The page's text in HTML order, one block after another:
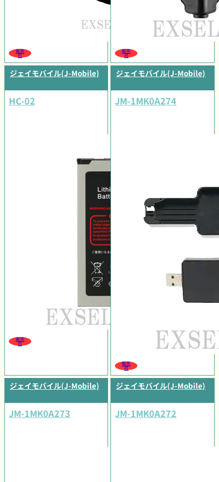
販売
可
販売
可
ジェイモバイル(J-Mobile)
HC-02
販売
可
ジェイモバイル(J-Mobile)
JM-1MK0A274
販売
可
ジェイモバイル(J-Mobile)
JM-1MK0A273
ジェイモバイル(J-Mobile)
JM-1MK0A272